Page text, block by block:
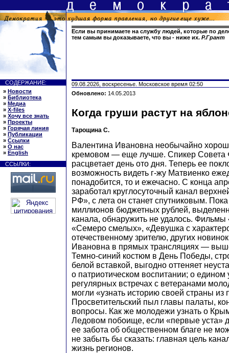
Если вы принимаете на службу людей, которые по
тем самым вы доказываете, что вы - ниже их. Р.Грант
СОДЕРЖАНИЕ:
» Новости
» Библиотека
» Медиа
» X-files
» Хочу все знать
» Проекты
» Горячая линия
» Публикации
» Ссылки
» О нас
» English
ССЫЛКИ:
09.08.2026, воскресенье. Московское время 02:50
Обновлено: 14.05.2013
Когда груши растут на
Тарощина С.
Валентина Ивановна необычайно
кремовом — еще лучше. Спикер Совета
расцветает день ото дня. Теперь ее
возможность видеть г-жу Матвиенко
понадобится, то и ежечасно. С конца
заработал круглосуточный канал
РФ», с лета он станет спутниковым.
миллионов бюджетных рублей,
канала, обнаружить не удалось. Фильмы
«Семеро смелых», «Девушка с
отечественному зрителю, других
Ивановна в прямых трансляциях —
Темно-синий костюм в День Победы,
белой вставкой, выгодно оттеняет
о патриотическом воспитании; о едином
регулярных встречах с ветеранами
могли «узнать историю своей страны из
Просветительский пыл главы палаты,
вопросы. Как же молодежи узнать о
Ледовом побоище, если «первые уста»
ее забота об общественном благе не
не забыть бы сказать: главная цель
жизнь регионов.